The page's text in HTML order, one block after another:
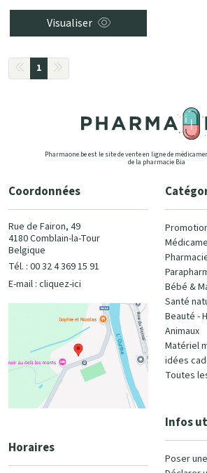
Visualiser
1
Pharmaone.be est le site de vente en ligne de
de la pharmacie Bia
Coordonnées
Rue de Fairon, 49
4180 Comblain-la-Tour
Belgique
Tél. : 00 32 4 369 15 91
E-mail : cliquez-ici
Horaires
Bébé &
Santé
Beauté -
Animaux
Matériel
idées
Toutes
Infos
Poser